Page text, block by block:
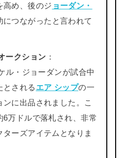
高め、後のジ ョーダン・
につながったと言われて
ークション ：
ル・ジョーダンが試合中
とされる エア シップの一
ンに出品されました。こ
6万ドルで落札され、非常
ターズアイテムとなりま